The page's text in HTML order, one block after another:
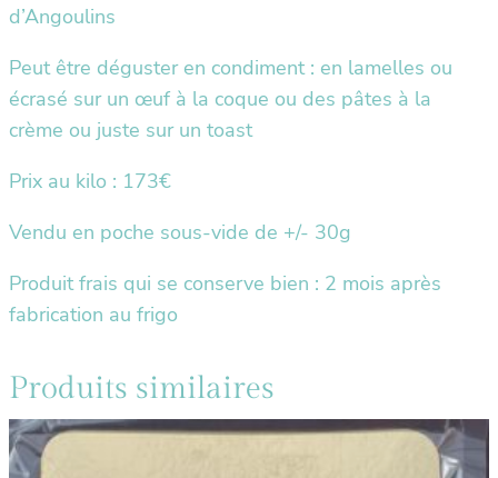
d’Angoulins
Peut être déguster en condiment : en lamelles ou
écrasé sur un œuf à la coque ou des pâtes à la
crème ou juste sur un toast
Prix au kilo : 173€
Vendu en poche sous-vide de +/- 30g
Produit frais qui se conserve bien : 2 mois après
fabrication au frigo
Produits similaires